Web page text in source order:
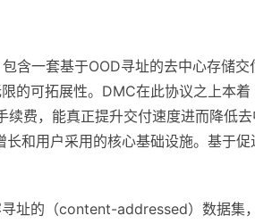
含一套基于OOD寻址的去中心存储交
的可拓展性。DMC在此协议之上本着
续费，能真正提升交付速度进而降低
和用户采用的核心基础设施。基于促
址的（content-addressed）数据集